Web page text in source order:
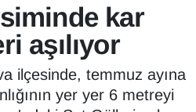
kar
aşılıyor
ilçesinde, temmuz ayına
yer yer 6 metreyi
Haritası
ve Fikstür